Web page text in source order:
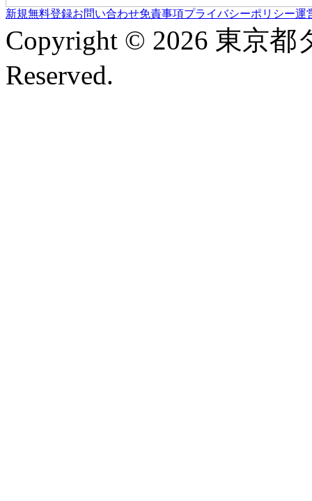
新規無料登録お問い合わせ免責事項プライバシーポリシー運
Copyright © 2026 東京
Reserved.